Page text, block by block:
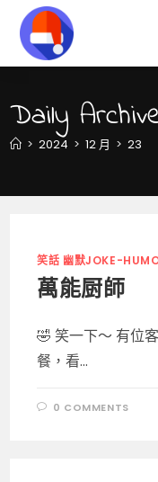
content
Daily
> 2024 > 12 月 > 23
笑話 幽默JOKE-
萬能厨師
🤣 笑一下～ 有位
餐，看...
0 COMMENTS